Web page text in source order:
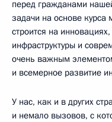
перед гражданами
задачи на основе
строится на
инфраструктуры и
очень важным
и всемерное развитие
У нас, как и в других
и немало вызовов, с